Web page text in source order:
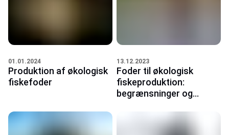
01.01.2024
Produktion af økologisk
fiskefoder
13.12.2023
Foder til økologisk
fiskeproduktion:
begrænsninger og...